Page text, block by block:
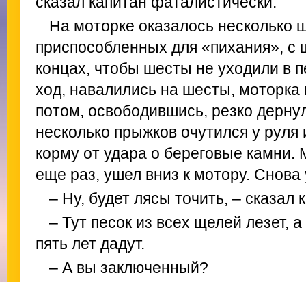
На моторке оказалось несколько
приспособленных для «пихания»,
концах, чтобы шесты не уходили в
ход, навалились на шесты, моторка
потом, освободившись, резко
несколько прыжков очутился у руля
корму от удара о береговые камни.
еще раз, ушел вниз к мотору. Снова
– Ну, будет лясы точить, – сказал
– Тут песок из всех щелей лезет,
пять лет дадут.
– А вы заключенный?